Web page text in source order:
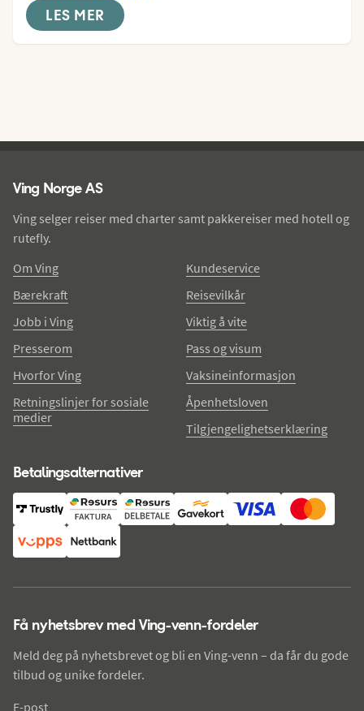
LES MER
Ving Norge AS
Ving selger reiser med charter samt pakkereiser med hotell og
rutefly.
Om Ving
Bærekraft
Jobb i Ving
Presserom
Hvorfor Ving
Retningslinjer for sosiale
medier
Kundeservice
Reisevilkår
Viktig å vite
Pass og visum
Vaksineinformasjon
Åpenhetsloven
Tilgjengelighetserklæring
Betalingsalternativer
Få nyhetsbrev med Ving-venn-fordeler
Meld deg på nyhetsbrevet og bli en Ving-venn – da får du gode
tilbud og unike fordeler.
E-post